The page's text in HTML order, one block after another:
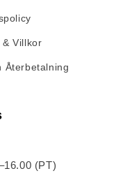
& Villkor
Återbetalning
(PT)